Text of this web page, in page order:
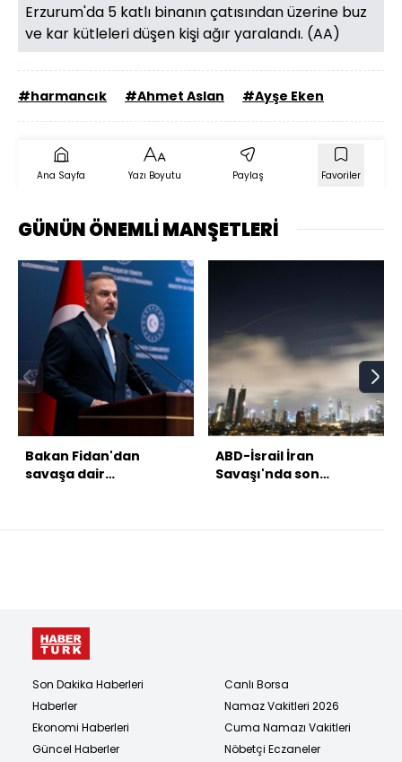
Erzurum'da 5 katlı binanın çatısından üzerine buz
ve kar kütleleri düşen kişi ağır yaralandı. (AA)
#harmancık #Ahmet Aslan #Ayşe Eken
Ana Sayfa Yazı Boyutu Paylaş Favoriler
GÜNÜN ÖNEMLİ MANŞETLERİ
Bakan Fidan'dan
savaşa dair
ABD-İsrail İran
Savaşı'nda son
Son Dakika Haberleri
Haberler
Ekonomi Haberleri
Güncel Haberler
Canlı Borsa
Namaz Vakitleri 2026
Cuma Namazı Vakitleri
Nöbetçi Eczaneler